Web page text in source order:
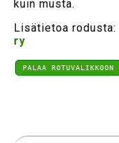
kuin musta.
Lisätietoa rodusta:
ry
PALAA ROTUVALIKKOON